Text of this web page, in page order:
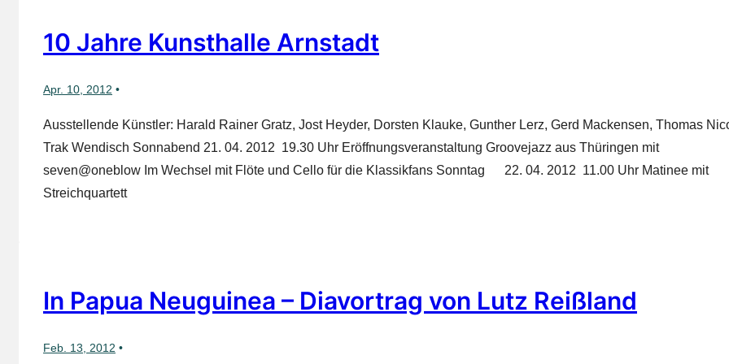
10 Jahre Kunsthalle Arnstadt
Apr. 10, 2012
Ausstellende Künstler: Harald Rainer Gratz, Jost Heyder, Dorsten Klauke, Gunther Lerz, Gerd Mackensen, Thomas
Trak Wendisch Sonnabend 21. 04. 2012 19.30 Uhr Eröffnungsveranstaltung Groovejazz aus Thüringen mit
seven@oneblow Im Wechsel mit Flöte und Cello für die Klassikfans Sonntag 22. 04. 2012 11.00 Uhr Matinee mit
Streichquartett
In Papua Neuguinea – Diavortrag von Lutz Reißland
Feb. 13, 2012